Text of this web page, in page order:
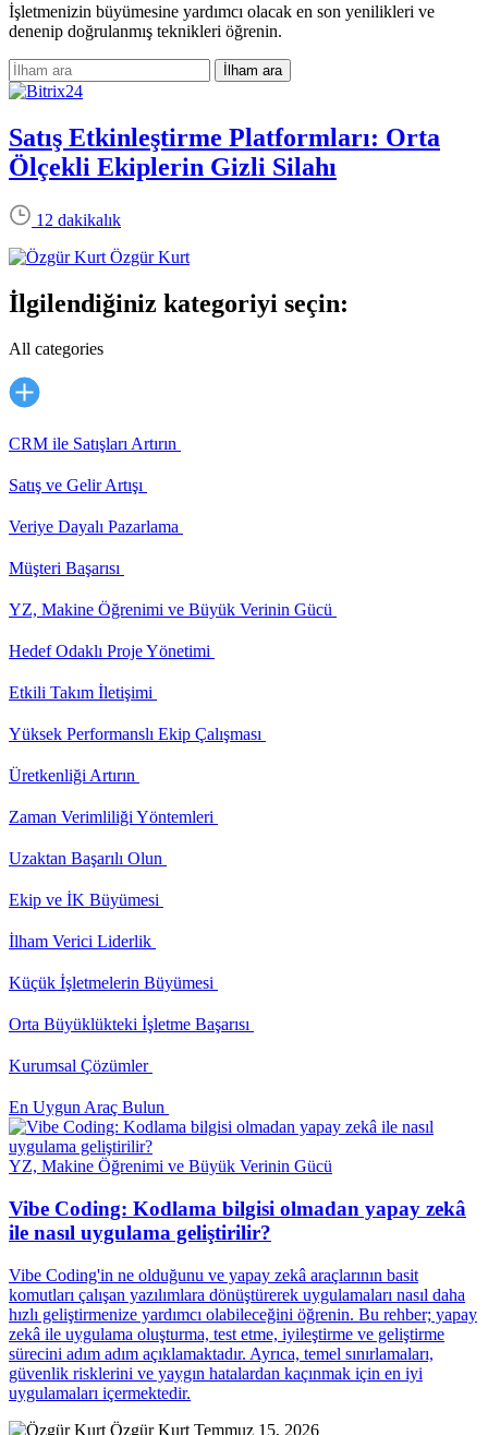
İşletmenizin büyümesine yardımcı olacak en son yenilikleri ve
denenip doğrulanmış teknikleri öğrenin.
Satış Etkinleştirme Platformları: Orta
Ölçekli Ekiplerin Gizli Silahı
12 dakikalık
Özgür Kurt
İlgilendiğiniz kategoriyi seçin:
All categories
CRM ile Satışları Artırın
Satış ve Gelir Artışı
Veriye Dayalı Pazarlama
Müşteri Başarısı
YZ, Makine Öğrenimi ve Büyük Verinin Gücü
Hedef Odaklı Proje Yönetimi
Etkili Takım İletişimi
Yüksek Performanslı Ekip Çalışması
Üretkenliği Artırın
Zaman Verimliliği Yöntemleri
Uzaktan Başarılı Olun
Ekip ve İK Büyümesi
İlham Verici Liderlik
Küçük İşletmelerin Büyümesi
Orta Büyüklükteki İşletme Başarısı
Kurumsal Çözümler
En Uygun Araç Bulun
YZ, Makine Öğrenimi ve Büyük Verinin Gücü
Vibe Coding: Kodlama bilgisi olmadan yapay zekâ
ile nasıl uygulama geliştirilir?
Vibe Coding'in ne olduğunu ve yapay zekâ araçlarının basit
komutları çalışan yazılımlara dönüştürerek uygulamaları nasıl daha
hızlı geliştirmenize yardımcı olabileceğini öğrenin. Bu rehber; yapay
zekâ ile uygulama oluşturma, test etme, iyileştirme ve geliştirme
sürecini adım adım açıklamaktadır. Ayrıca, temel sınırlamaları,
güvenlik risklerini ve yaygın hatalardan kaçınmak için en iyi
uygulamaları içermektedir.
Özgür Kurt Temmuz 15, 2026